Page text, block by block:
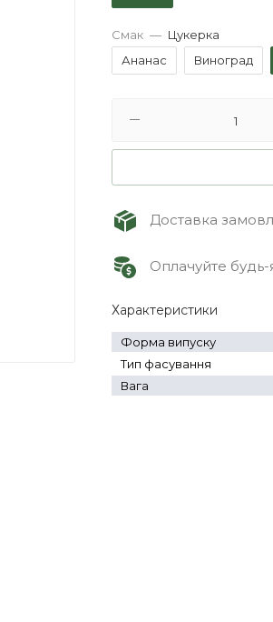
Смак — Цукерка
Ананас
Виноград
Доставка
Оплачуйте
Характеристики
Форма випуску
Тип фасування
Вага